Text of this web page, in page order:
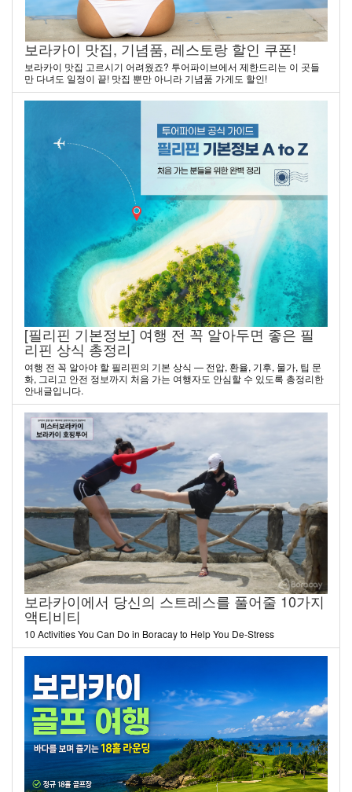
보라카이 맛집, 기념품, 레스토랑 할인 쿠폰!
보라카이 맛집 고르시기 어려웠죠? 투어파이브에서 제한드리는 이 곳들
만 다녀도 일정이 끝! 맛집 뿐만 아니라 기념품 가게도 할인!
[필리핀 기본정보] 여행 전 꼭 알아두면 좋은 필
리핀 상식 총정리
여행 전 꼭 알아야 할 필리핀의 기본 상식 — 전압, 환율, 기후, 물가, 팁 문
화, 그리고 안전 정보까지 처음 가는 여행자도 안심할 수 있도록 총정리한
안내글입니다.
보라카이에서 당신의 스트레스를 풀어줄 10가지
액티비티
10 Activities You Can Do in Boracay to Help You De-Stress